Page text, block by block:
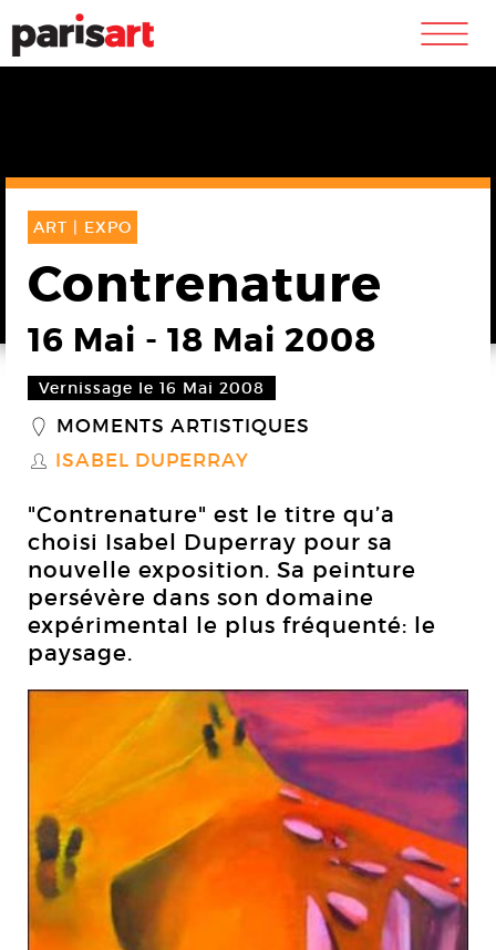
m
ART | EXPO
Contrenature
16 Mai - 18 Mai 2008
Vernissage le 16 Mai 2008
_ MOMENTS ARTISTIQUES
S ISABEL DUPERRAY
"Contrenature" est le titre qu’a
choisi Isabel Duperray pour sa
nouvelle exposition. Sa peinture
persévère dans son domaine
expérimental le plus fréquenté: le
paysage.